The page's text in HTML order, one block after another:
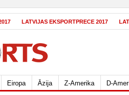
LATVIJAS EKSPORTPRECE 2017
Eiropa Āzija Z-Amerika D-